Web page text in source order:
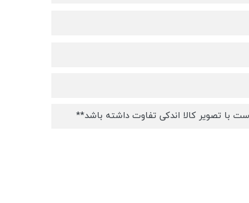
با تصویر کالا اندکی تفاوت داشته باشد**